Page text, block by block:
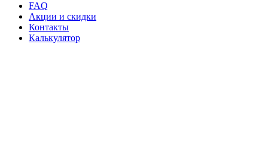
FAQ
Акции и скидки
Контакты
Калькулятор